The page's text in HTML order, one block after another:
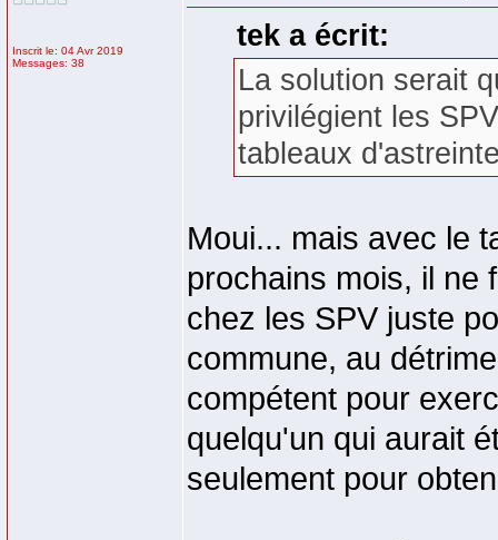
Inscrit le: 04 Avr 2019
Messages: 38
tek a écrit:
La solution serait
privilégient les
tableaux
Moui... mais avec le
prochains mois, il ne
chez les SPV juste
commune, au
compétent pour
quelqu'un qui aurait
seulement pour